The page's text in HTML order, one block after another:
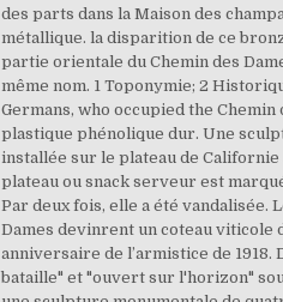
des parts dans la Maison des
métallique. la disparition de ce
partie orientale du Chemin des
même nom. 1 Toponymie; 2
Germans, who occupied the
plastique phénolique dur. Une
installée sur le plateau de
plateau ou snack serveur est
Par deux fois, elle a été vandalisée.
Dames devinrent un coteau viticole
anniversaire de l’armistice de
bataille" et "ouvert sur l'horizon"